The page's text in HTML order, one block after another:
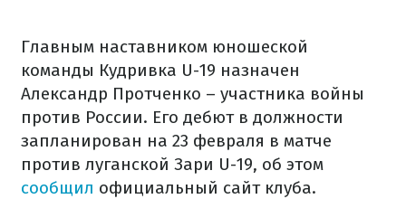
Главным наставником юношеской
команды Кудривка U-19 назначен
Александр Протченко – участника войны
против России. Его дебют в должности
запланирован на 23 февраля в матче
против луганской Зари U-19, об этом
сообщил официальный сайт клуба.